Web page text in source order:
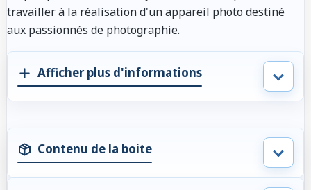
travailler à la réalisation d'un appareil photo destiné
aux passionnés de photographie.
Afficher plus d'informations
Contenu de la boite